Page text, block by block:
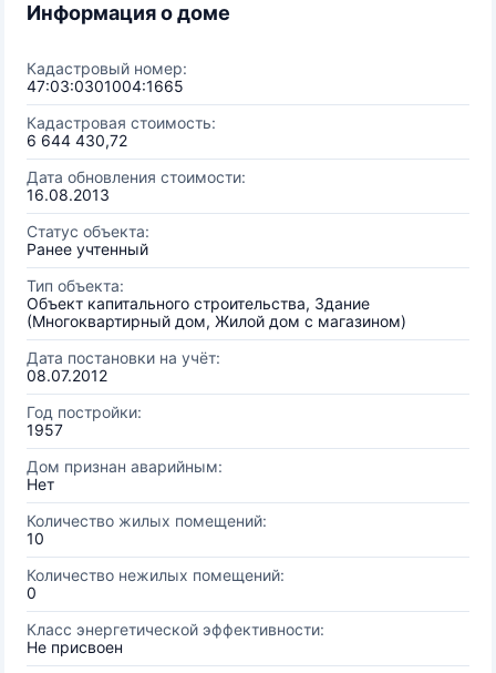
Информация о доме
Кадастровый номер:
47:03:0301004:1665
Кадастровая стоимость:
6 644 430,72
Дата обновления стоимости:
16.08.2013
Статус объекта:
Ранее учтенный
Тип объекта:
Объект капитального строительства, Здание
(Многоквартирный дом, Жилой дом с магазином)
Дата постановки на учёт:
08.07.2012
Год постройки:
1957
Дом признан аварийным:
Нет
Количество жилых помещений:
10
Количество нежилых помещений:
0
Класс энергетической эффективности:
Не присвоен